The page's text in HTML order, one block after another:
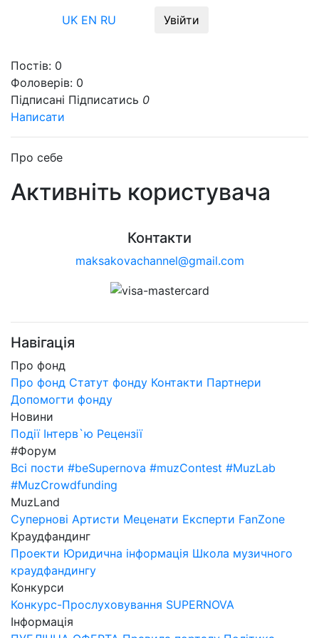
UK EN RU Увійти
Постів: 0
Фоловерів: 0
Підписані Підписатись 0
Написати
Про себе
Активніть користувача
Контакти
maksakovachannel@gmail.com
Навігація
Про фонд
Про фонд Статут фонду Контакти Партнери
Допомогти фонду
Новини
Події Інтерв`ю Рецензії
#Форум
Всі пости #beSupernova #muzContest #MuzLab
#MuzCrowdfunding
MuzLand
Супернові Артисти Меценати Експерти FanZone
Краудфандинг
Проекти Юридична інформація Школа музичного
краудфандингу
Конкурси
Конкурс-Прослуховування SUPERNOVA
Інформація